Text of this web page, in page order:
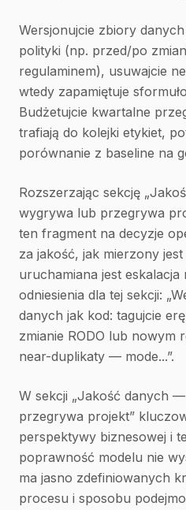
Wersjonujcie zbiory
polityki (np. przed/po
regulaminem), usuwajcie
wtedy zapamiętuje
Budżetujcie kwartalne
trafiają do kolejki etykiet,
porównanie z baseline na
Rozszerzając sekcję
wygrywa lub przegrywa
ten fragment na decyzje
za jakość, jak mierzony
uruchamiana jest
odniesienia dla tej sekcji:
danych jak kod: tagujcie
zmianie RODO lub nowym
near-duplikaty — mode...”.
W sekcji „Jakość danych
przegrywa projekt”
perspektywy biznesowej i
poprawność modelu nie
ma jasno zdefiniowanych
procesu i sposobu